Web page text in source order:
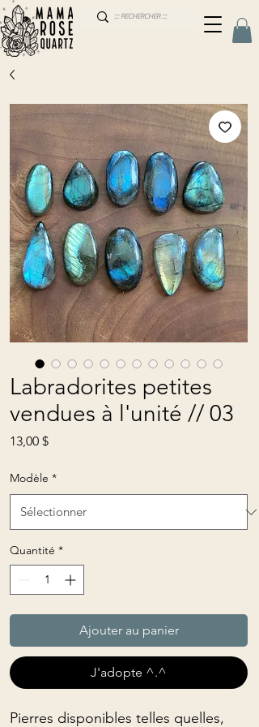
Labradorites petites
vendues à l'unité // 03
13,00 $Prix
Modèle *
Quantité *
Ajouter au panier
J'adopte ^.^
Pierres disponibles telles quelles,